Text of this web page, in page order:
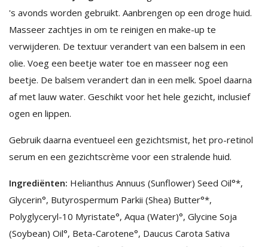
's avonds worden gebruikt. Aanbrengen op een droge huid.
Masseer zachtjes in om te reinigen en make-up te
verwijderen. De textuur verandert van een balsem in een
olie. Voeg een beetje water toe en masseer nog een
beetje. De balsem verandert dan in een melk. Spoel daarna
af met lauw water. Geschikt voor het hele gezicht, inclusief
ogen en lippen.
Gebruik daarna eventueel een gezichtsmist, het pro-retinol
serum en een gezichtscrème voor een stralende huid.
Ingrediënten: Helianthus Annuus (Sunflower) Seed Oil°*,
Glycerin°, Butyrospermum Parkii (Shea) Butter°*,
Polyglyceryl-10 Myristate°, Aqua (Water)°, Glycine Soja
(Soybean) Oil°, Beta-Carotene°, Daucus Carota Sativa